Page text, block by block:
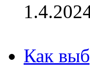
Как